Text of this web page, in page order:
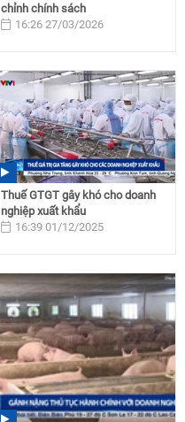
chỉnh chính sách
16:26 27/03/2026
Thuế GTGT gây khó cho doanh
nghiệp xuất khẩu
16:39 01/12/2025